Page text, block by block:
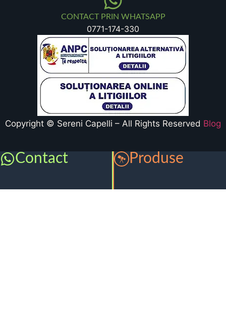
CONTACT PRIN WHATSAPP
0771-174-330
Copyright © Sereni Capelli – All Rights Reserved Blog
Contact Produse